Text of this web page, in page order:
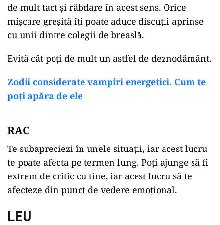
de mult tact și răbdare în acest sens. Orice
mișcare greșită îți poate aduce discuții aprinse
cu unii dintre colegii de breaslă.
Evită cât poți de mult un astfel de deznodământ.
Zodii considerate vampiri energetici. Cum te
poți apăra de ele
RAC
Te subapreciezi în unele situații, iar acest lucru
te poate afecta pe termen lung. Poți ajunge să fi
extrem de critic cu tine, iar acest lucru să te
afecteze din punct de vedere emoțional.
LEU